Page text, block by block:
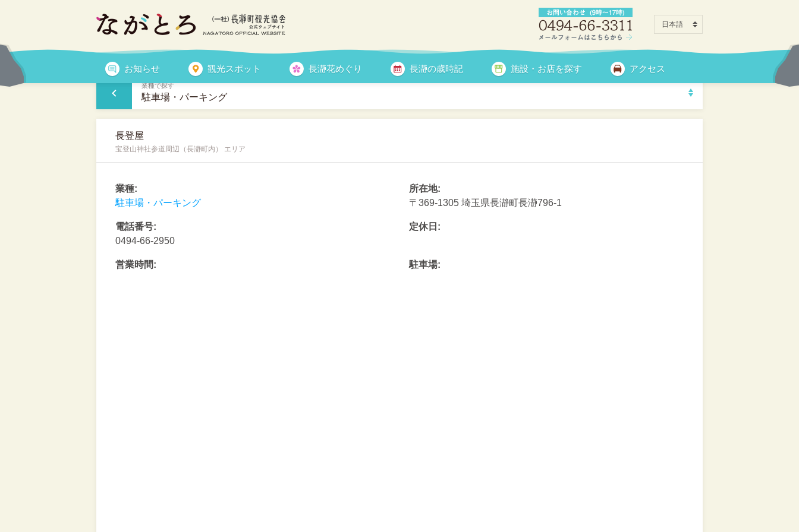
お知らせ 観光スポット 長瀞花めぐり 長瀞の歳時記 施設・お店を探す アクセス
施設・お店を探す
業種で探す
駐車場・パーキング
長登屋
宝登山神社参道周辺（長瀞町内） エリア
業種:
駐車場・パーキング
所在地:
〒369-1305 埼玉県長瀞町長瀞796-1
電話番号:
0494-66-2950
定休日:
営業時間: 駐車場: